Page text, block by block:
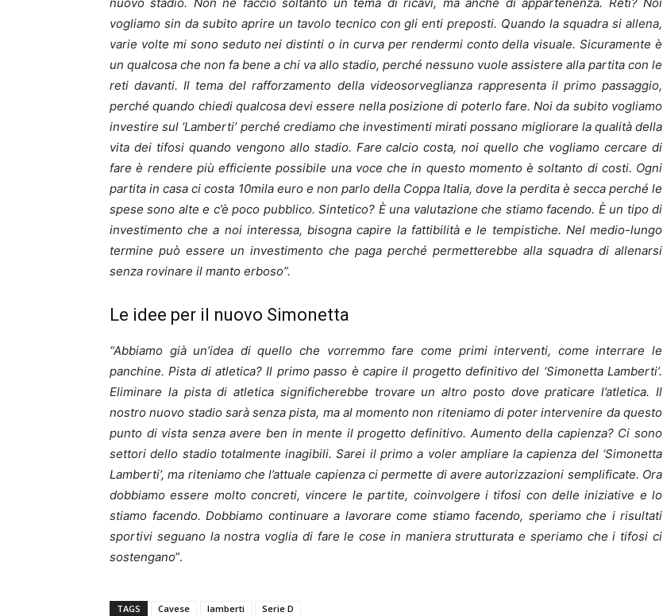
vogliamo sin da subito aprire un tavolo tecnico con gli enti preposti. Quando la squadra si allena,
varie volte mi sono seduto nei distinti o in curva per rendermi conto della visuale. Sicuramente è
un qualcosa che non fa bene a chi va allo stadio, perché nessuno vuole assistere alla partita con le
reti davanti. Il tema del rafforzamento della videosorveglianza rappresenta il primo passaggio,
perché quando chiedi qualcosa devi essere nella posizione di poterlo fare. Noi da subito vogliamo
investire sul ‘Lamberti’ perché crediamo che investimenti mirati possano migliorare la qualità della
vita dei tifosi quando vengono allo stadio. Fare calcio costa, noi quello che vogliamo cercare di
fare è rendere più efficiente possibile una voce che in questo momento è soltanto di costi. Ogni
partita in casa ci costa 10mila euro e non parlo della Coppa Italia, dove la perdita è secca perché le
spese sono alte e c’è poco pubblico. Sintetico? È una valutazione che stiamo facendo. È un tipo di
investimento che a noi interessa, bisogna capire la fattibilità e le tempistiche. Nel medio-lungo
termine può essere un investimento che paga perché permetterebbe alla squadra di allenarsi
senza rovinare il manto erboso”.
Le idee per il nuovo Simonetta
“Abbiamo già un’idea di quello che vorremmo fare come primi interventi, come interrare le
panchine. Pista di atletica? Il primo passo è capire il progetto definitivo del ‘Simonetta Lamberti’.
Eliminare la pista di atletica significherebbe trovare un altro posto dove praticare l’atletica. Il
nostro nuovo stadio sarà senza pista, ma al momento non riteniamo di poter intervenire da questo
punto di vista senza avere ben in mente il progetto definitivo. Aumento della capienza? Ci sono
settori dello stadio totalmente inagibili. Sarei il primo a voler ampliare la capienza del ‘Simonetta
Lamberti’, ma riteniamo che l’attuale capienza ci permette di avere autorizzazioni semplificate. Ora
dobbiamo essere molto concreti, vincere le partite, coinvolgere i tifosi con delle iniziative e lo
stiamo facendo. Dobbiamo continuare a lavorare come stiamo facendo, speriamo che i risultati
sportivi seguano la nostra voglia di fare le cose in maniera strutturata e speriamo che i tifosi ci
sostengano”.
TAGS Cavese lamberti Serie D